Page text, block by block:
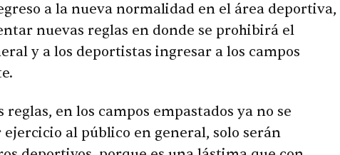
a la nueva normalidad en el área deportiva,
nuevas reglas en donde se prohibirá el
y a los deportistas ingresar a los campos
en los campos empastados ya no se
al público en general, solo serán